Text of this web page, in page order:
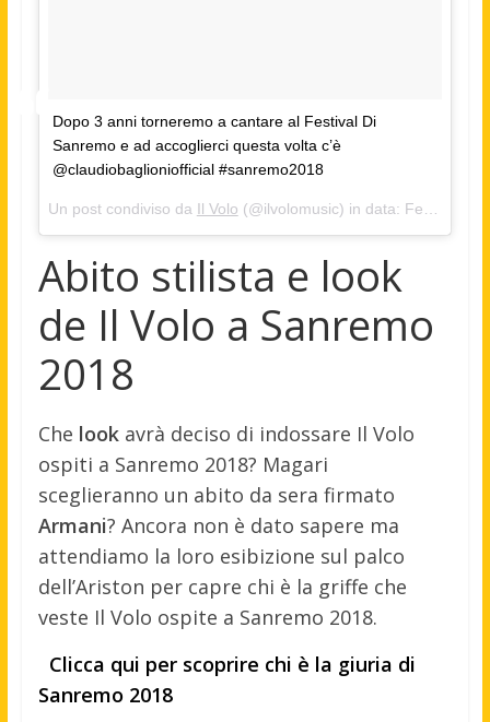
Dopo 3 anni torneremo a cantare al Festival Di
Sanremo e ad accoglierci questa volta c’è
@claudiobaglioniofficial #sanremo2018
Un post condiviso da Il Volo (@ilvolomusic) in data: Feb 3, 2018 at 10:21 PST
Abito stilista e look
de Il Volo a Sanremo
2018
Che lookavrà deciso di indossare Il Volo
ospiti a Sanremo 2018? Magari
sceglieranno un abito da sera firmato
Armani? Ancora non è dato sapere ma
attendiamo la loro esibizione sul palco
dell’Ariston per capre chi è la griffe che
veste Il Volo ospite a Sanremo 2018.
Clicca qui per scoprire chi è la giuria di
Sanremo 2018